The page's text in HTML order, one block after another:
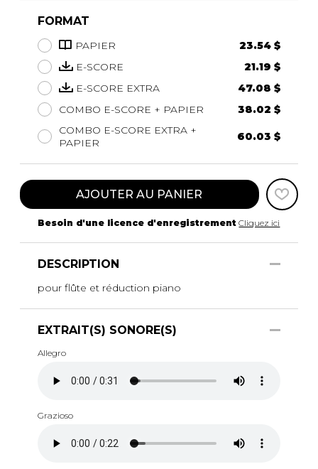
FORMAT
PAPIER
23.54 $
E-SCORE
21.19 $
E-SCORE EXTRA
47.08 $
COMBO E-SCORE + PAPIER
38.02 $
COMBO E-SCORE EXTRA +
PAPIER
60.03 $
AJOUTER AU PANIER
Besoin d'une licence d'enregistrement Cliquez ici
DESCRIPTION
pour flûte et réduction piano
EXTRAIT(S) SONORE(S)
Allegro
Grazioso